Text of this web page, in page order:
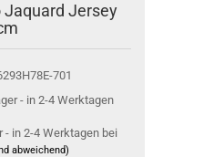
Jaquard Jersey
701
- in 2-4 Werktagen bei
abweichend)